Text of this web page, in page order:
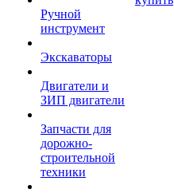
Ручной
инструмент
Экскаваторы
Двигатели и
ЗИП двигатели
Запчасти для
дорожно-
строительной
техники